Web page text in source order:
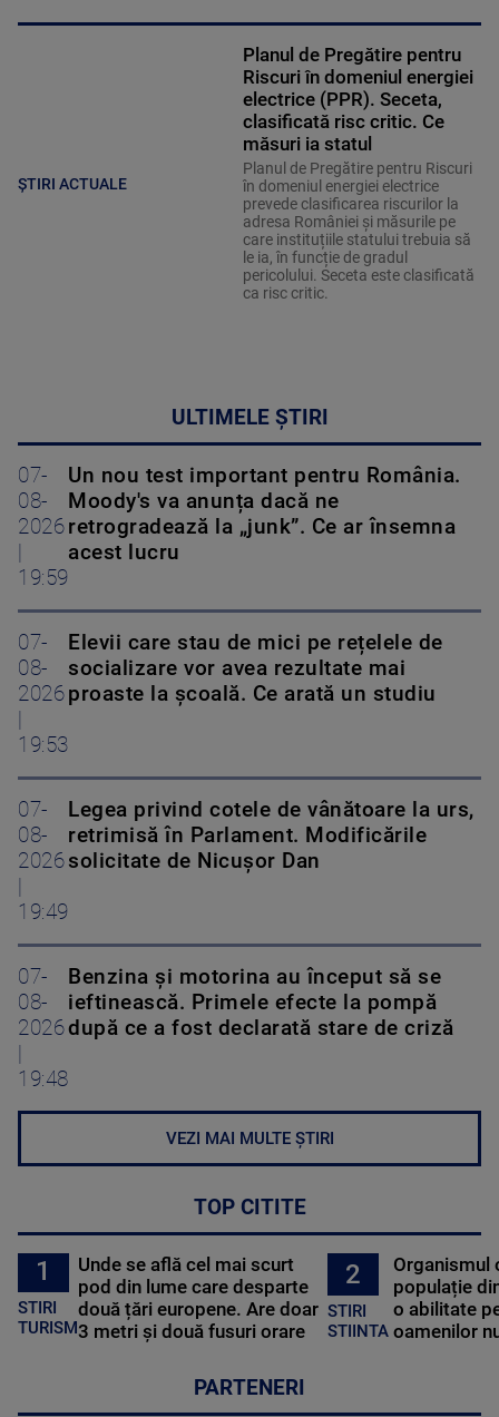
ȘTIRI ACTUALE
Planul de Pregătire pentru
Riscuri în domeniul energiei
electrice (PPR). Seceta,
clasificată risc critic. Ce
măsuri ia statul
Planul de Pregătire pentru Riscuri
în domeniul energiei electrice
prevede clasificarea riscurilor la
adresa României și măsurile pe
care instituțiile statului trebuia să
le ia, în funcție de gradul
pericolului. Seceta este clasificată
ca risc critic.
ULTIMELE ȘTIRI
07-
08-
2026
19:59
Un nou test important pentru România.
Moody's va anunța dacă ne
retrogradează la „junk”. Ce ar însemna
acest lucru
07-
08-
2026
19:53
Elevii care stau de mici pe rețelele de
socializare vor avea rezultate mai
proaste la școală. Ce arată un studiu
07-
08-
2026
19:49
Legea privind cotele de vânătoare la urs,
retrimisă în Parlament. Modificările
solicitate de Nicușor Dan
07-
08-
2026
19:48
Benzina și motorina au început să se
ieftinească. Primele efecte la pompă
după ce a fost declarată stare de criză
VEZI MAI MULTE ȘTIRI
TOP CITITE
1
STIRI
TURISM
Unde se află cel mai scurt
pod din lume care desparte
două țări europene. Are doar
3 metri și două fusuri orare
2
STIRI
STIINTA
Organismul
populație
o abilitate
oamenilor
PARTENERI